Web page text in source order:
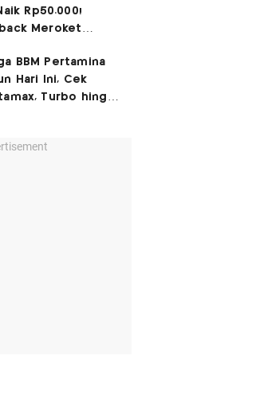
Rp50.000!
Meroket
BBM Pertamina
Hari Ini, Cek
Turbo hingga